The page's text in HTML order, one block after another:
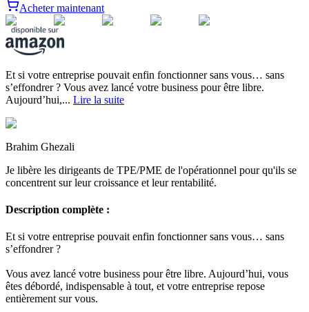
Acheter maintenant
Et si votre entreprise pouvait enfin fonctionner sans vous… sans
s’effondrer ? Vous avez lancé votre business pour être libre.
Aujourd’hui,... Lire la suite
Brahim Ghezali
Je libère les dirigeants de TPE/PME de l'opérationnel pour qu'ils se
concentrent sur leur croissance et leur rentabilité.
Description complète :
Et si votre entreprise pouvait enfin fonctionner sans vous… sans
s’effondrer ?
Vous avez lancé votre business pour être libre. Aujourd’hui, vous
êtes débordé, indispensable à tout, et votre entreprise repose
entièrement sur vous.